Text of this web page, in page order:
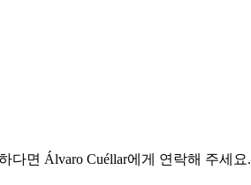
다면 Álvaro Cuéllar에게 연락해 주세요.